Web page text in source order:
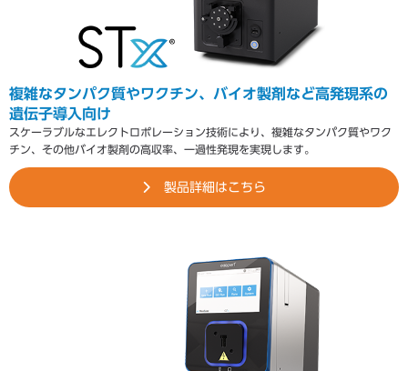
複雑なタンパク質やワクチン、バイオ製剤など高発現系の
遺伝子導入向け
スケーラブルなエレクトロポレーション技術により、複雑なタンパク質やワク
チン、その他バイオ製剤の高収率、一過性発現を実現します。
製品詳細はこちら